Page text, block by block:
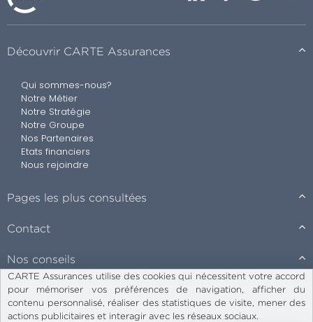
Découvrir CARTE Assurances
Qui sommes-nous?
Notre Métier
Notre Stratégie
Notre Groupe
Nos Partenaires
Etats financiers
Nous rejoindre
Pages les plus consultées
Contact
Nos conseils
Charte de protection des données
Conditions d’utilisation
CARTE Assurances utilise des cookies qui nécessitent votre accord
pour mémoriser vos préférences de navigation, afficher du
contenu personnalisé, réaliser des statistiques de visite, mener des
actions publicitaires et interagir avec les réseaux sociaux.